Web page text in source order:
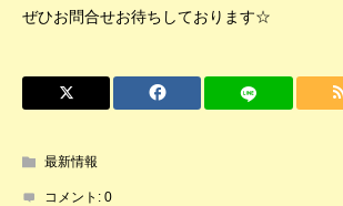
ぜひお問合せお待ちしております☆
最新情報
コメント: 0